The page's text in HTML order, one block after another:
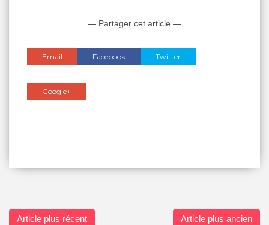
— Partager cet article —
Email Facebook Twitter
Google+
Article plus récent Article plus ancien